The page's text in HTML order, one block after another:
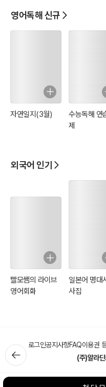
영어독해 신규
자연일지(3월)
수능독해 연
제
외국어 인기
빨모쌤의 라이브
영어회화
일본어 명대
사집
로그인공지사항FAQ이용권
(주)알라